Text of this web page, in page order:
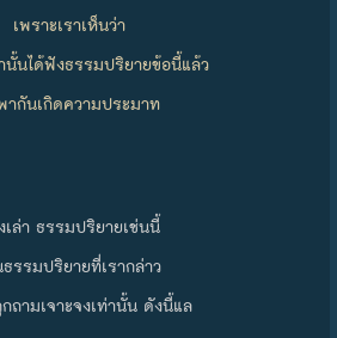
เพราะเราเห็นว่า
นั้นได้ฟังธรรมปริยายข้อนี้แล้ว
ากันเกิดความประมาท
เล่า ธรรมปริยายเช่นนี้
ธรรมปริยายที่เรากล่าว
ถามเจาะจงเท่านั้น ดังนี้แล